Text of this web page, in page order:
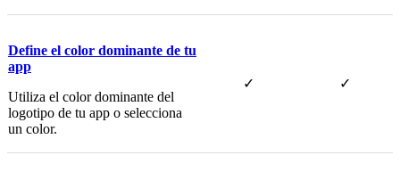
Define el color dominante de tu
app
Utiliza el color dominante del
logotipo de tu app o selecciona
un color.
✓ ✓